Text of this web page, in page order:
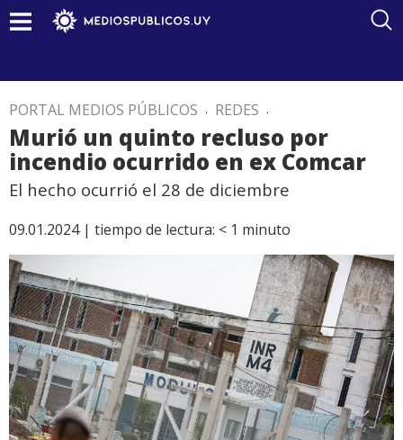
PORTAL MEDIOS PÚBLICOS . REDES .
Murió un quinto recluso por
incendio ocurrido en ex Comcar
El hecho ocurrió el 28 de diciembre
09.01.2024 | tiempo de lectura: < 1 minuto